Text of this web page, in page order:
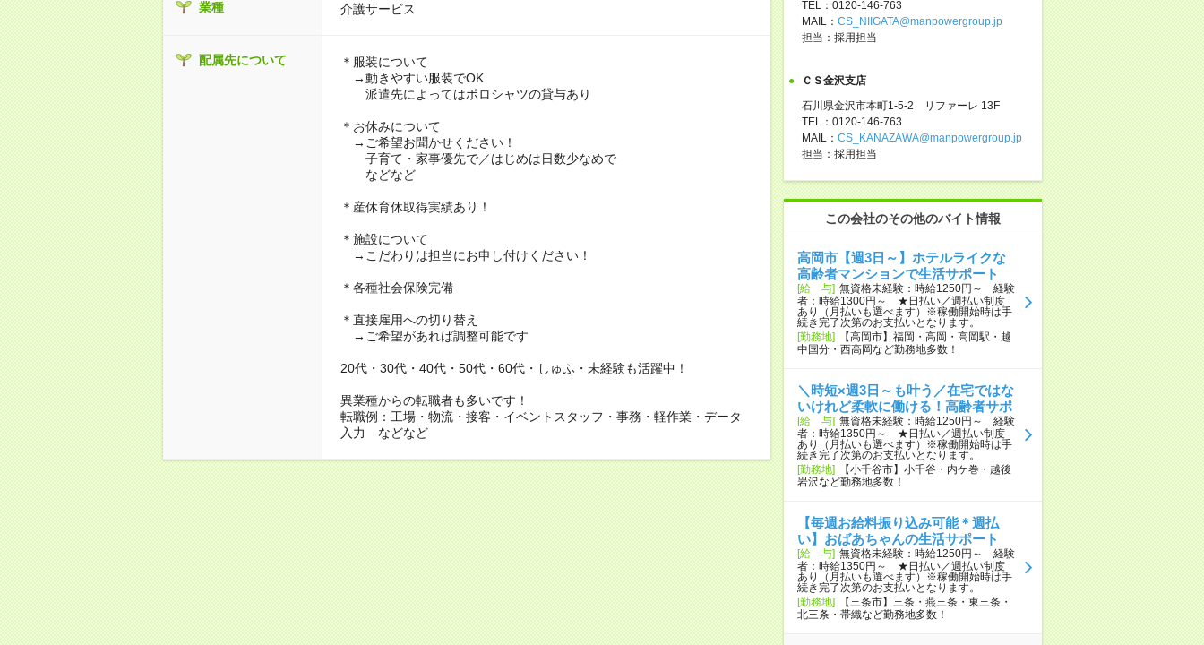
業種 介護サービス
配属先について
＊服装について
→動きやすい服装でOK
派遣先によってはポロシャツの貸与あり
＊お休みについて
→ご希望お聞かせください！
子育て・家事優先で／はじめは日数少なめで
などなど
＊産休育休取得実績あり！
＊施設について
→こだわりは担当にお申し付けください！
＊各種社会保険完備
＊直接雇用への切り替え
→ご希望があれば調整可能です
20代・30代・40代・50代・60代・しゅふ・未経験も活躍中！
異業種からの転職者も多いです！
転職例：工場・物流・接客・イベントスタッフ・事務・軽作業・データ
入力 などなど
TEL：0120-146-763
MAIL： CS_NIIGATA@manpowergroup.jp
担当：採⽤担当
ＣＳ金沢支店
石川県金沢市本町1-5-2 リファーレ 13F
TEL：0120-146-763
MAIL： CS_KANAZAWA@manpowergroup.jp
担当：採用担当
この会社のその他のバイト情報
高岡市【週3日～】ホテルライクな
高齢者マンションで生活サポート
[給 与] 無資格未経験：時給1250円～ 経験
者：時給1300円～ ★日払い／週払い制度
あり（月払いも選べます）※稼働開始時は手
続き完了次第のお支払いとなります。
[勤務地]
【高岡市】福岡・高岡・高岡駅・越
中国分・西高岡など勤務地多数！
＼時短×週3日～も叶う／在宅ではな
いけれど柔軟に働ける！高齢者サポ
[給 与] 無資格未経験：時給1250円～ 経験
者：時給1350円～ ★日払い／週払い制度
あり（月払いも選べます）※稼働開始時は手
続き完了次第のお支払いとなります。
[勤務地]
【小千谷市】小千谷・内ケ巻・越後
岩沢など勤務地多数！
【毎週お給料振り込み可能＊週払
い】おばあちゃんの生活サポート
[給 与] 無資格未経験：時給1250円～ 経験
者：時給1350円～ ★日払い／週払い制度
あり（月払いも選べます）※稼働開始時は手
続き完了次第のお支払いとなります。
[勤務地]
【三条市】三条・燕三条・東三条・
北三条・帯織など勤務地多数！